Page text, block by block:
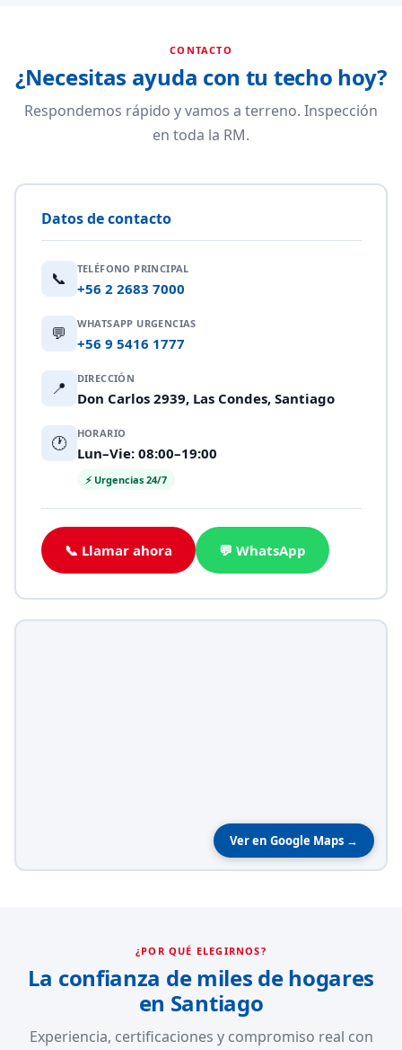
CONTACTO
¿Necesitas ayuda con tu techo hoy?
Respondemos rápido y vamos a terreno. Inspección
en toda la RM.
Datos de contacto
📞 TELÉFONO PRINCIPAL
+56 2 2683 7000
💬 WHATSAPP URGENCIAS
+56 9 5416 1777
📍 DIRECCIÓN
Don Carlos 2939, Las Condes, Santiago
🕐 HORARIO
Lun–Vie: 08:00–19:00
⚡ Urgencias 24/7
📞 Llamar ahora 💬 WhatsApp
Ver en Google Maps →
¿POR QUÉ ELEGIRNOS?
La confianza de miles de hogares
en Santiago
Experiencia, certificaciones y compromiso real con